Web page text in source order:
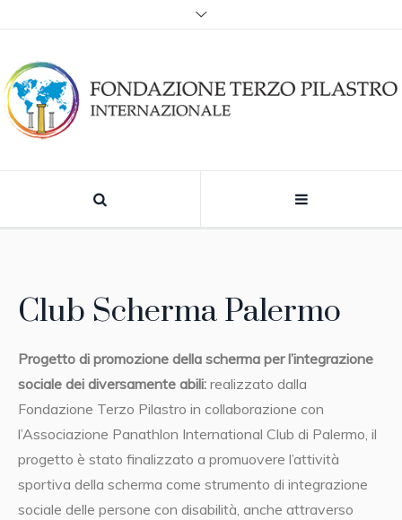
Club Scherma Palermo
Progetto di promozione della scherma per l’integrazione
sociale dei diversamente abili: realizzato dalla
Fondazione Terzo Pilastro in collaborazione con
l’Associazione Panathlon International Club di Palermo, il
progetto è stato finalizzato a promuovere l’attività
sportiva della scherma come strumento di integrazione
sociale delle persone con disabilità, anche attraverso